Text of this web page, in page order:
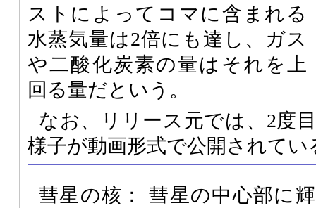
ストによってコマに含まれる
水蒸気量は2倍にも達し、ガス
や二酸化炭素の量はそれを上
回る量だという。
なお、リリース元では、2度
様子が動画形式で公開されてい
彗星の核： 彗星の中心部に